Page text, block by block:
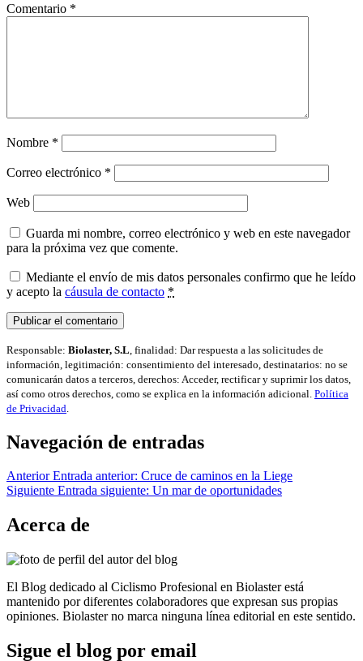
Comentario *
Nombre *
Correo electrónico *
Web
Guarda mi nombre, correo electrónico y web en este navegador
para la próxima vez que comente.
Mediante el envío de mis datos personales confirmo que he leído
y acepto la cáusula de contacto *
Responsable: Biolaster, S.L , finalidad: Dar respuesta a las solicitudes de
información, legitimación: consentimiento del interesado, destinatarios: no se
comunicarán datos a terceros, derechos: Acceder, rectificar y suprimir los datos,
así como otros derechos, como se explica en la información adicional. Política
de Privacidad
Navegación de entradas
Anterior Entrada anterior: Cruce de caminos en la Liege
Siguiente Entrada siguiente: Un mar de oportunidades
Acerca de
El Blog dedicado al Ciclismo Profesional en Biolaster está
mantenido por diferentes colaboradores que expresan sus propias
opiniones. Biolaster no marca ninguna línea editorial en este sentido.
Sigue el blog por email